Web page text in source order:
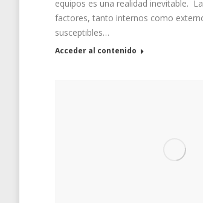
equipos es una realidad inevitable.
factores, tanto internos como
susceptibles…
Acceder al contenido